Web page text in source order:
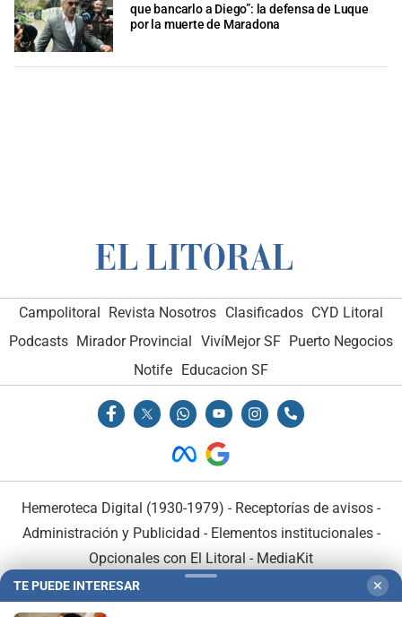
que bancarlo a Diego”: la defensa de Luque
por la muerte de Maradona
Campolitoral Revista Nosotros Clasificados CYD Litoral
Podcasts Mirador Provincial VivíMejor SF Puerto Negocios
Notife
Educacion SF
Hemeroteca Digital (1930-1979) - Receptorías de avisos -
Administración y Publicidad - Elementos institucionales-
Opcionales con El Litoral - MediaKit
TE PUEDE INTERESAR ✕